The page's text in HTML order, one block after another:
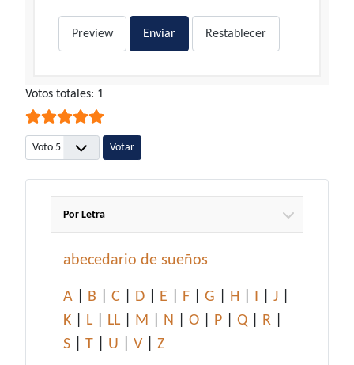
Preview Enviar Restablecer
Ratio:5/5
Votos totales: 1
Por favor, vote
Por Letra
abecedario de sueños
A B C D E F G H I J
K
L LL M N O P Q R
S
T U V Z